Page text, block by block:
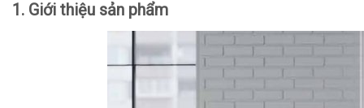
1. Giới thiệu sản phẩm